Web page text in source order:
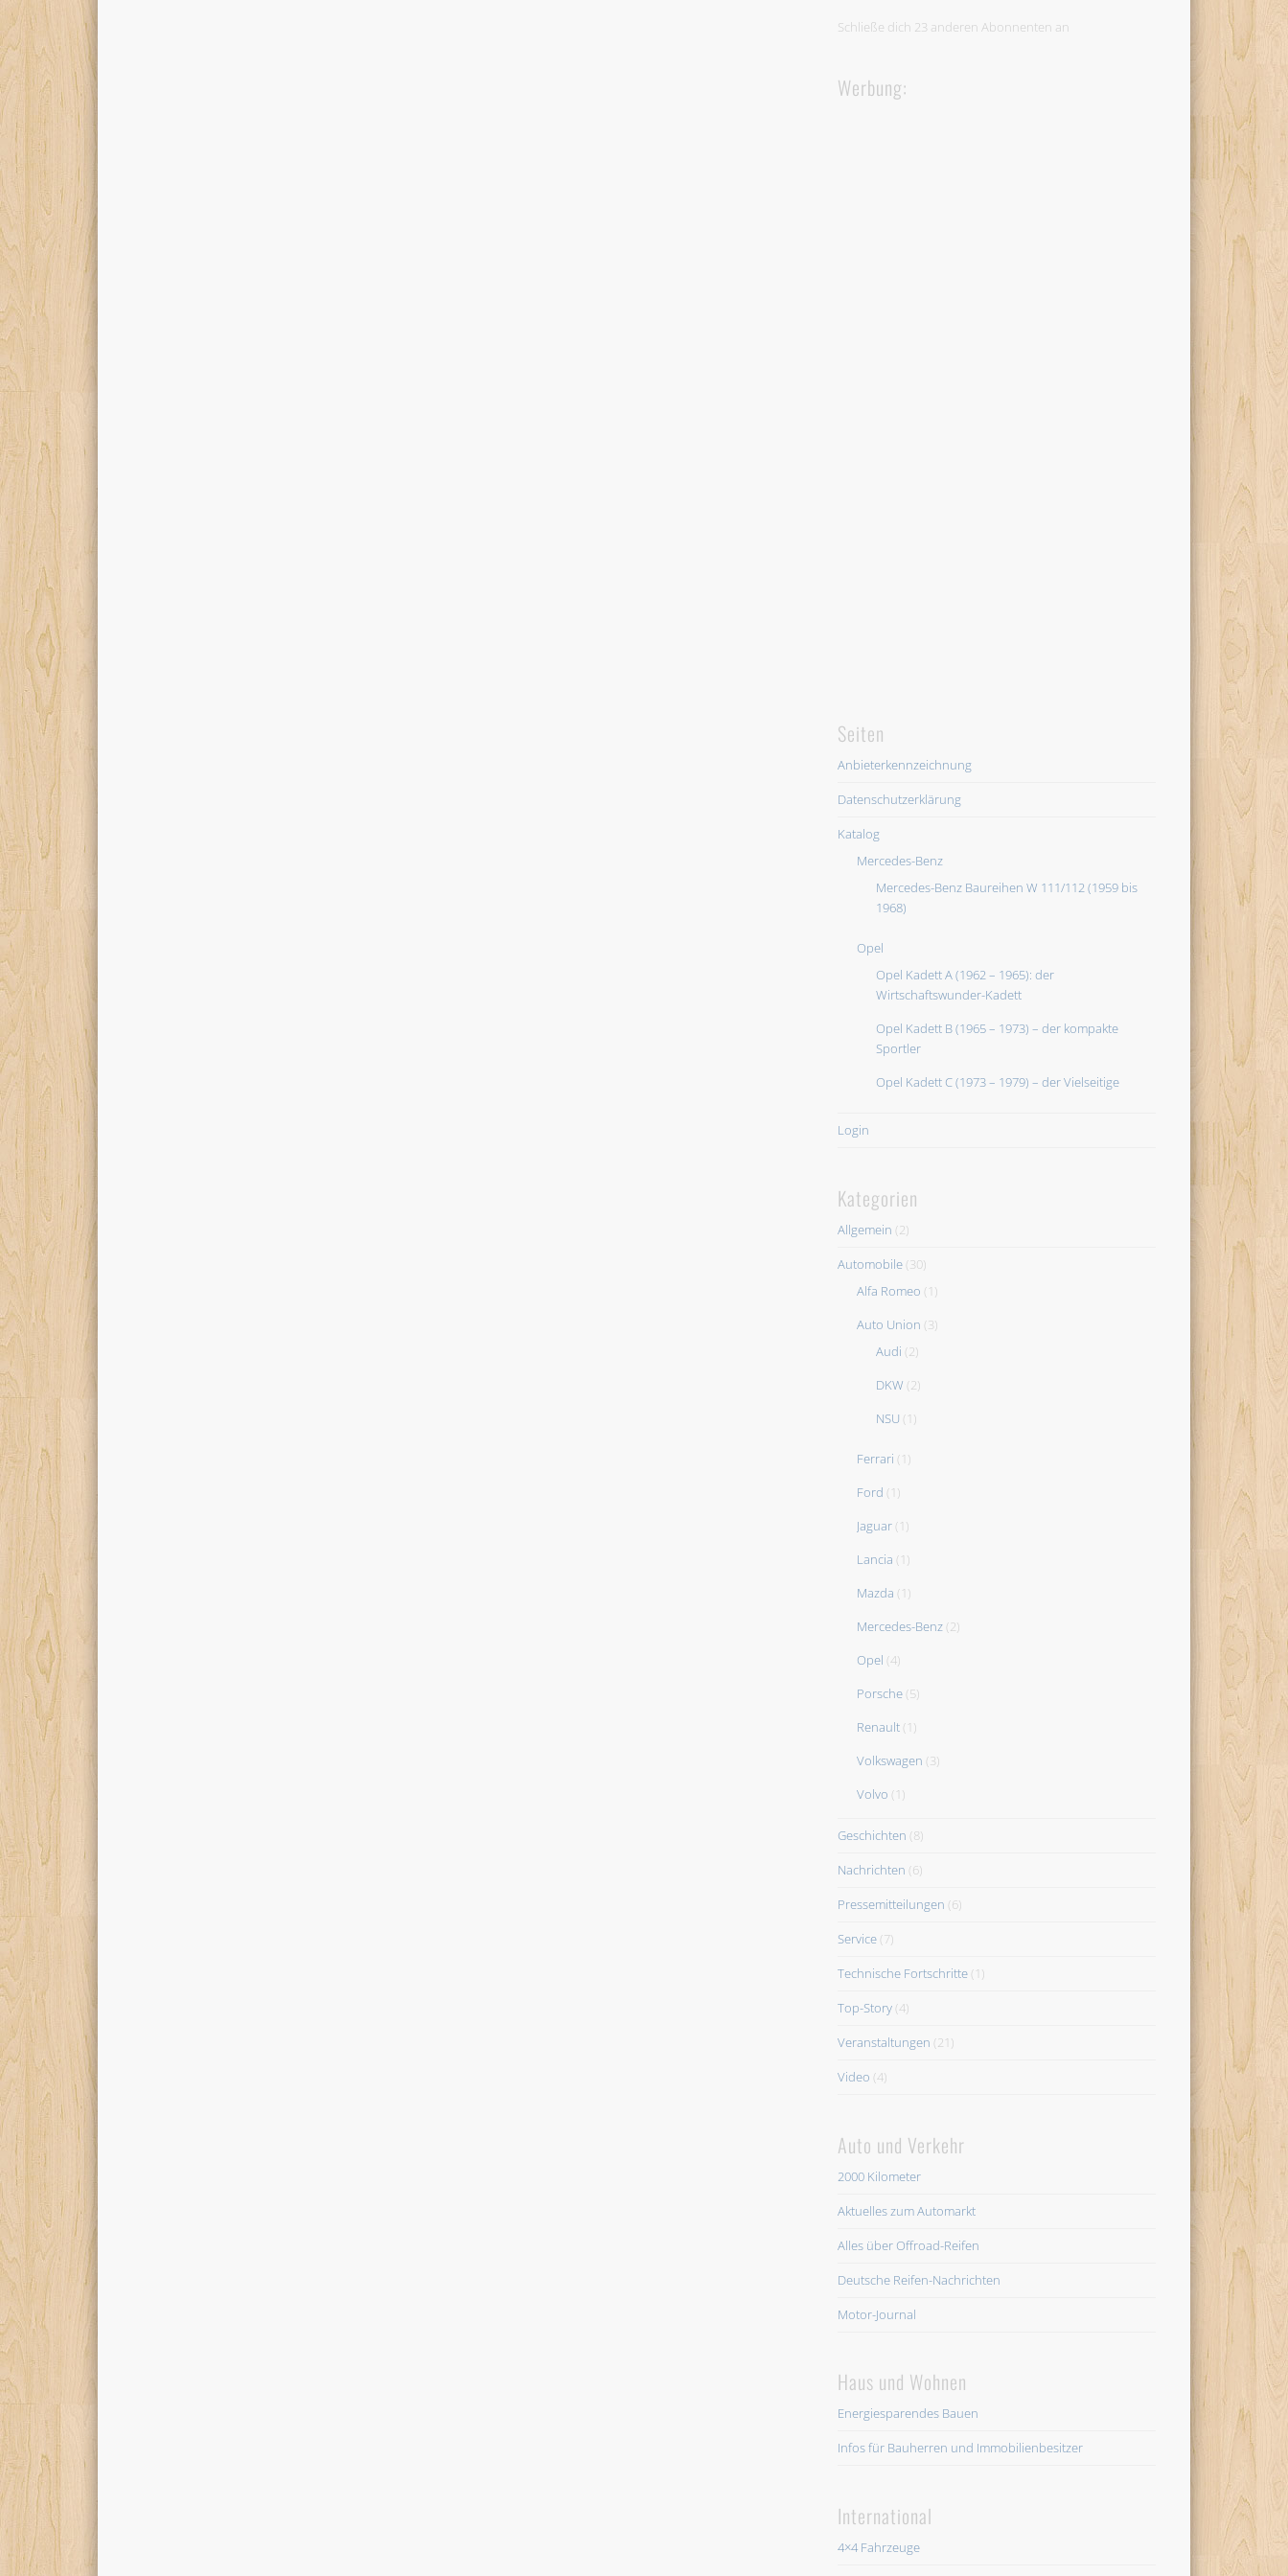
Schließe dich 23 anderen Abonnenten an
Werbung:
Seiten
Anbieterkennzeichnung
Datenschutzerklärung
Katalog
Mercedes-Benz
Mercedes-Benz Baureihen W 111/112 (1959 bis
1968)
Opel
Opel Kadett A (1962 – 1965): der
Wirtschaftswunder-Kadett
Opel Kadett B (1965 – 1973) – der kompakte
Sportler
Opel Kadett C (1973 – 1979) – der Vielseitige
Login
Kategorien
Allgemein (2)
Automobile (30)
Alfa Romeo (1)
Auto Union (3)
Audi (2)
DKW (2)
NSU (1)
Ferrari (1)
Ford (1)
Jaguar (1)
Lancia (1)
Mazda (1)
Mercedes-Benz (2)
Opel (4)
Porsche (5)
Renault (1)
Volkswagen (3)
Volvo (1)
Geschichten (8)
Nachrichten (6)
Pressemitteilungen (6)
Service (7)
Technische Fortschritte (1)
Top-Story (4)
Veranstaltungen (21)
Video (4)
Auto und Verkehr
2000 Kilometer
Aktuelles zum Automarkt
Alles über Offroad-Reifen
Deutsche Reifen-Nachrichten
Motor-Journal
Haus und Wohnen
Energiesparendes Bauen
Infos für Bauherren und Immobilienbesitzer
International
4×4 Fahrzeuge